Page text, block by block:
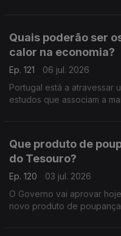
Quais poderão ser
calor na economia?
Ep. 121
06 jul. 2026
Portugal está a atravessar
estudos que associam a
Que produto de
do Tesouro?
Ep. 120
03 jul. 2026
O Governo vai aprovar
novo produto de